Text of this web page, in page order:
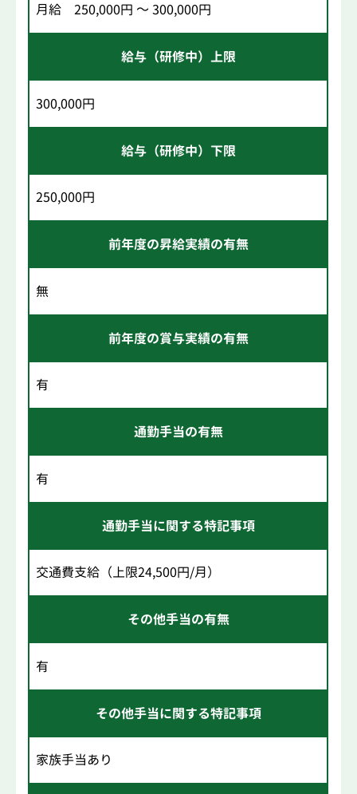
月給 250,000円 ～ 300,000円
給与（研修中）上限
300,000円
給与（研修中）下限
250,000円
前年度の昇給実績の有無
無
前年度の賞与実績の有無
有
通勤手当の有無
有
通勤手当に関する特記事項
交通費支給（上限24,500円/月）
その他手当の有無
有
その他手当に関する特記事項
家族手当あり